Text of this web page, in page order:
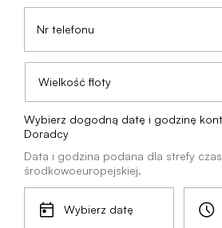
Nr telefonu
Wielkość floty
Wybierz dogodną datę i godzinę
Doradcy
Data i godzina podana dla strefy
środkowoeuropejskiej.
Wybierz datę